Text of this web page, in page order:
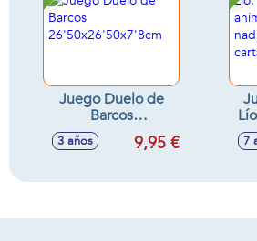
Juego Duelo de
Barcos
26'50x26'50x7'8cm
3 años 9,95 € 7